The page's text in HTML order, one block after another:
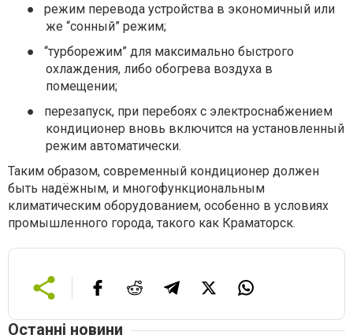
●
режим перевода устройства в экономичный или
же “сонный” режим;
●
“турборежим” для максимально быстрого
охлаждения, либо обогрева воздуха в
помещении;
●
перезапуск, при перебоях с электроснабжением
кондиционер вновь включится на установленный
режим автоматически.
Таким образом, современный кондиционер должен
быть надёжным, и многофункциональным
климатическим оборудованием, особенно в условиях
промышленного города, такого как Краматорск.
Останні новини